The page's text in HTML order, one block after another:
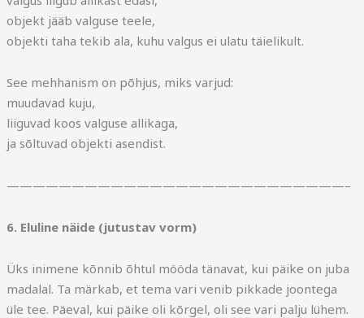
objekt jääb valguse teele,
objekti taha tekib ala, kuhu valgus ei ulatu täielikult.
See mehhanism on põhjus, miks varjud:
muudavad kuju,
liiguvad koos valguse allikaga,
ja sõltuvad objekti asendist.
——————————————————————————–
6. Eluline näide (jutustav vorm)
Üks inimene kõnnib õhtul mööda tänavat, kui päike on juba
madalal. Ta märkab, et tema vari venib pikkade joontega
üle tee. Päeval, kui päike oli kõrgel, oli see vari palju lühem.